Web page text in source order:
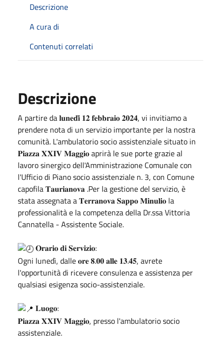
Descrizione
A cura di
Contenuti correlati
Descrizione
A partire da 𝐥𝐮𝐧𝐞𝐝𝐢̀ 𝟏𝟐 𝐟𝐞𝐛𝐛𝐫𝐚𝐢𝐨 𝟐𝟎𝟐𝟒, vi invitiamo a
prendere nota di un servizio importante per la nostra
comunità. L'ambulatorio socio assistenziale situato in
𝐏𝐢𝐚𝐳𝐳𝐚 𝐗𝐗𝐈𝐕 𝐌𝐚𝐠𝐠𝐢𝐨 aprirà le sue porte grazie al
lavoro sinergico dell'Amministrazione Comunale con
l'Ufficio di Piano socio assistenziale n. 3, con Comune
capofila 𝐓𝐚𝐮𝐫𝐢𝐚𝐧𝐨𝐯𝐚 .Per la gestione del servizio, è
stata assegnata a 𝐓𝐞𝐫𝐫𝐚𝐧𝐨𝐯𝐚 𝐒𝐚𝐩𝐩𝐨 𝐌𝐢𝐧𝐮𝐥𝐢𝐨 la
professionalità e la competenza della Dr.ssa Vittoria
Cannatella - Assistente Sociale.
𝐎𝐫𝐚𝐫𝐢𝐨 𝐝𝐢 𝐒𝐞𝐫𝐯𝐢𝐳𝐢𝐨:
Ogni lunedì, dalle 𝐨𝐫𝐞 𝟖.𝟎𝟎 𝐚𝐥𝐥𝐞 𝟏𝟑.𝟒𝟓, avrete
l'opportunità di ricevere consulenza e assistenza per
qualsiasi esigenza socio-assistenziale.
𝐋𝐮𝐨𝐠𝐨:
𝐏𝐢𝐚𝐳𝐳𝐚 𝐗𝐗𝐈𝐕 𝐌𝐚𝐠𝐠𝐢𝐨, presso l'ambulatorio socio
assistenziale.